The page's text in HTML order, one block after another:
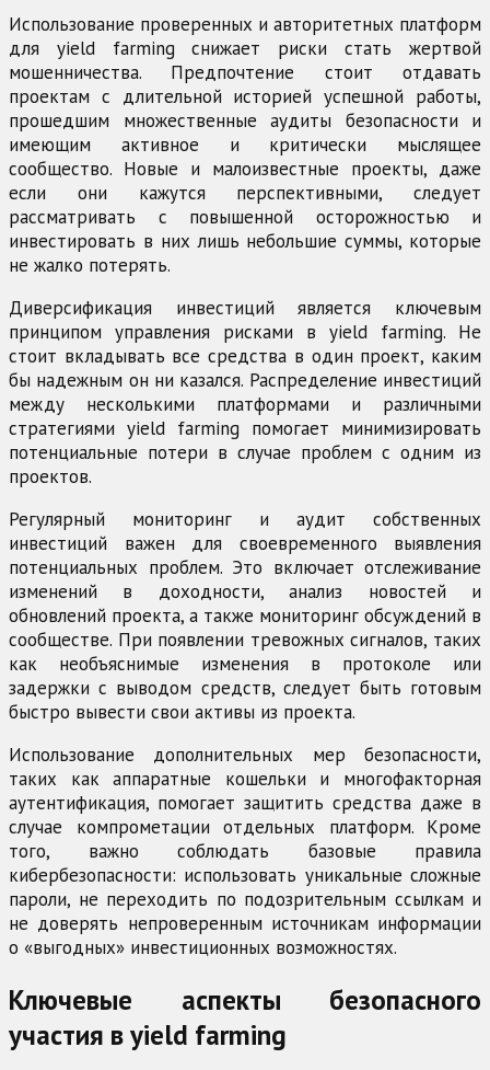
Использование проверенных и авторитетных платформ
для yield farming снижает риски стать жертвой
мошенничества. Предпочтение стоит отдавать
проектам с длительной историей успешной работы,
прошедшим множественные аудиты безопасности и
имеющим активное и критически мыслящее
сообщество. Новые и малоизвестные проекты, даже
если они кажутся перспективными, следует
рассматривать с повышенной осторожностью и
инвестировать в них лишь небольшие суммы, которые
не жалко потерять.
Диверсификация инвестиций является ключевым
принципом управления рисками в yield farming. Не
стоит вкладывать все средства в один проект, каким
бы надежным он ни казался. Распределение инвестиций
между несколькими платформами и различными
стратегиями yield farming помогает минимизировать
потенциальные потери в случае проблем с одним из
проектов.
Регулярный мониторинг и аудит собственных
инвестиций важен для своевременного выявления
потенциальных проблем. Это включает отслеживание
изменений в доходности, анализ новостей и
обновлений проекта, а также мониторинг обсуждений в
сообществе. При появлении тревожных сигналов, таких
как необъяснимые изменения в протоколе или
задержки с выводом средств, следует быть готовым
быстро вывести свои активы из проекта.
Использование дополнительных мер безопасности,
таких как аппаратные кошельки и многофакторная
аутентификация, помогает защитить средства даже в
случае компрометации отдельных платформ. Кроме
того, важно соблюдать базовые правила
кибербезопасности: использовать уникальные сложные
пароли, не переходить по подозрительным ссылкам и
не доверять непроверенным источникам информации
о «выгодных» инвестиционных возможностях.
Ключевые аспекты безопасного
участия в yield farming